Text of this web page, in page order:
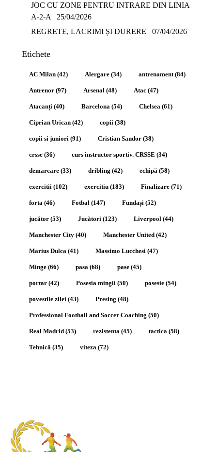
JOC CU ZONE PENTRU INTRARE DIN LINIA
A-2-A
25/04/2026
REGRETE, LACRIMI ȘI DURERE
07/04/2026
Etichete
AC Milan (42) Alergare (34) antrenament(84)
Antrenor (97) Arsenal (48) Atac (47)
Atacanți (40) Barcelona (54) Chelsea (61)
Ciprian Urican (42) copii (38)
copii si juniori (91) Cristian Sandor (38)
crsse (36) curs instructor sportiv. CRSSE (34)
demarcare (33) dribling (42) echipă (58)
exercitii (102) exercitiu (183) Finalizare (71)
forta (46) Fotbal (147) Fundași (52)
jucător (53) Jucători (123) Liverpool (44)
Manchester City (40) Manchester United (42)
Marius Dulca (41) Massimo Lucchesi (47)
Minge (66) pasa (68) pase (45)
portar (42) Posesia mingii (50) posesie (54)
povestile zilei (43) Presing (48)
Professional Football and Soccer Coaching (50)
Real Madrid (53) rezistenta (45) tactica (58)
Tehnică (35) viteza (72)